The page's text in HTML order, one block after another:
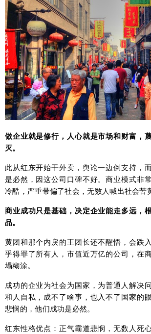
做企业就是修行，人心就是市场和财富，
灭。
此从红东开始干外卖，舆论一边倒支持，
是必然，因这公司口碑不好。商业模式非
冷酷，严重带偏了社会，无数人喊出社会苦
商业成功只是基础，决定企业能走多远，
品。
黄团和那个内戾的王团长还不醒悟，会跌
乎得罪了所有人，市值近万亿的公司，在
塌糊涂。
成功的企业为社会为国家，为普通人解决
和人自私，成不了啥事，也入不了国家的
悲悯的，他们成功是必然。
红东性格优点：正气霸道悲悯，无数人死